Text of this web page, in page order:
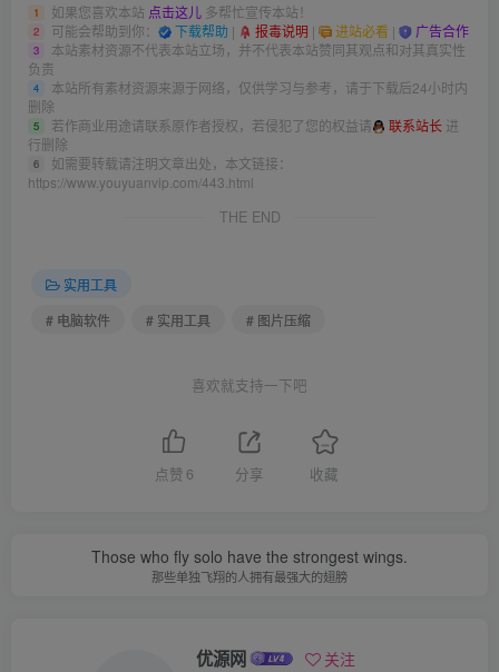
1 如果您喜欢本站 点击这儿 多帮忙宣传本站！
2 可能会帮助到你： 下载帮助 | 报毒说明 | 进站必看 | 广告合作
3
本站素材资源不代表本站立场，并不代表本站赞同其观点和对其真实性
负责
4
本站所有素材资源来源于网络，仅供学习与参考，请于下载后24小时内
删除
5 若作商业用途请联系原作者授权，若侵犯了您的权益请 联系站长 进
行删除
6
如需要转载请注明文章出处，本文链接：
https://www.youyuanvip.com/443.html
THE END
实用工具
# 电脑软件
# 实用工具 # 图片压缩
喜欢就支持一下吧
点赞 6 分享 收藏
Those who fly solo have the strongest wings.
那些单独飞翔的人拥有最强大的翅膀
优源网 关注